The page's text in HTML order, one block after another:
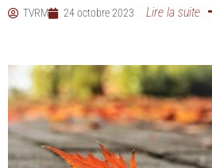
TVRM 24 octobre 2023 Lire la suite